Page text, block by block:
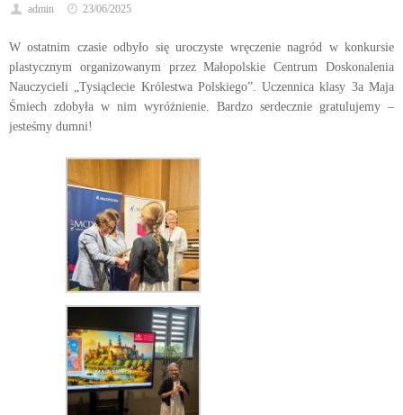
admin 23/06/2025
W ostatnim czasie odbyło się uroczyste wręczenie nagród w konkursie
plastycznym organizowanym przez Małopolskie Centrum Doskonalenia
Nauczycieli „Tysiąclecie Królestwa Polskiego”. Uczennica klasy 3a Maja
Śmiech zdobyła w nim wyróżnienie. Bardzo serdecznie gratulujemy –
jesteśmy dumni!